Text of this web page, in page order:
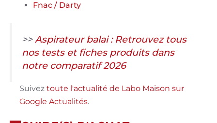
Fnac / Darty
>>Aspirateur balai : Retrouvez tous
nos tests et fiches produits dans
notre comparatif 2026
Suivez toute l'actualité de Labo Maison sur
Google Actualités.